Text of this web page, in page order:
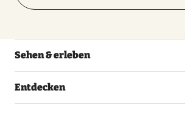
Sehen & erleben
Entdecken